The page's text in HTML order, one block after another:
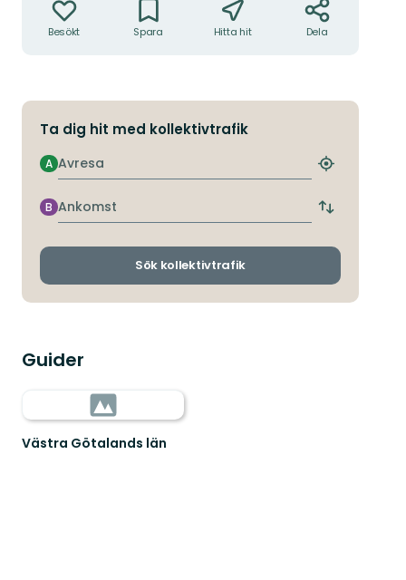
Besökt Spara Hitta hit Dela
Ta dig hit med kollektivtrafik
Avresa
A
Hitta
hållplats
Ankomst
B
Byt
och
Sök kollektivtrafik
Guider
Västra Götalands län